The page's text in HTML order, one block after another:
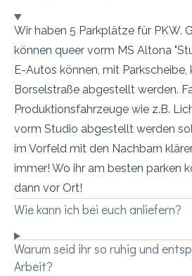
Wir haben 5 Parkplätze für PKW.
können queer vorm MS Altona
E-Autos können, mit Parkscheibe,
Borselstraße abgestellt werden.
Produktionsfahrzeuge wie z.B.
vorm Studio abgestellt werden
im Vorfeld mit den Nachbarn
immer! Wo ihr am besten parken
dann vor Ort!
Wie kann ich bei euch anliefern?
Warum seid ihr so ruhig und
Arbeit?